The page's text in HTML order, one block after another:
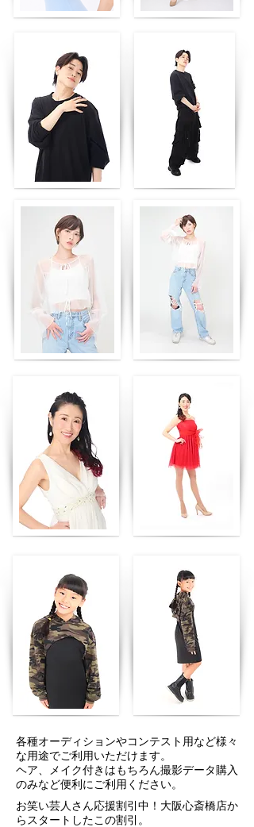
各種オーディションやコンテスト用など様々
な用途でご利用いただけます。
​ヘア、メイク付きはもちろん撮影データ購入
のみなど便利にご利用ください。
お笑い芸人さん応援割引中！大阪心斎橋店か
らスタートしたこの割引。